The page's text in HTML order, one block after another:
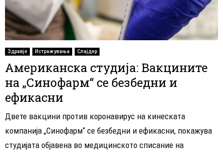
Здравје Истражувања Слајдер
Американска студија: Вакцините
на „Синофарм“ се безбедни и
ефикасни
Двете вакцини против коронавирус на кинеската
компанија „Синофарм“ се безбедни и ефикасни, покажува
студијата објавена во медицинското списание на